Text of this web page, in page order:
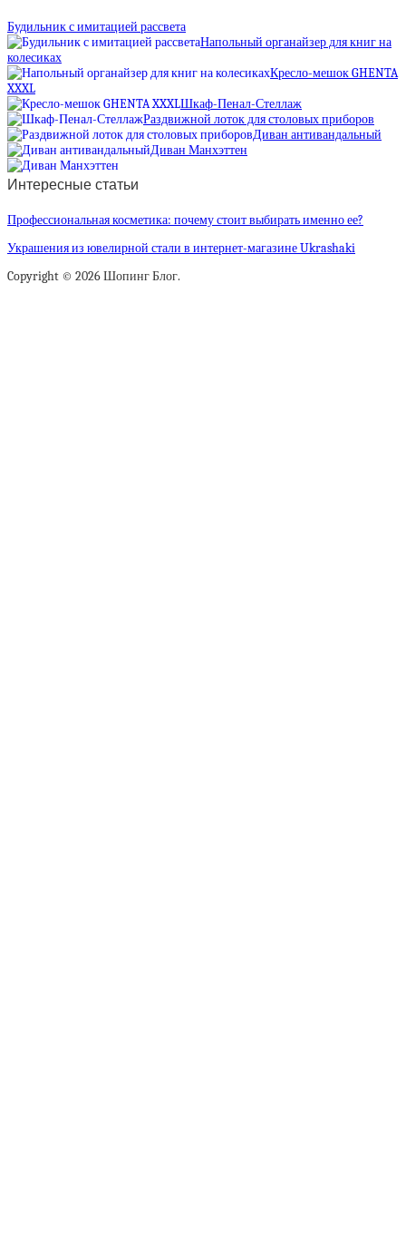
Будильник с имитацией рассвета
Напольный органайзер для книг на
колесиках
Кресло-мешок GHENTA
XXXL
Шкаф-Пенал-Стеллаж
Раздвижной лоток для столовых приборов
Диван антивандальный
Диван Манхэттен
Интересные статьи
Профессиональная косметика: почему стоит выбирать именно ее?
Украшения из ювелирной стали в интернет-магазине Ukrashaki
Copyright © 2026 Шопинг Блог.